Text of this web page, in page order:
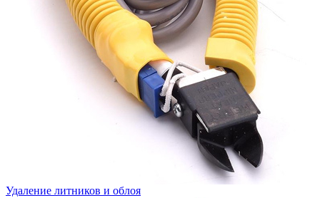
Удаление литников и облоя